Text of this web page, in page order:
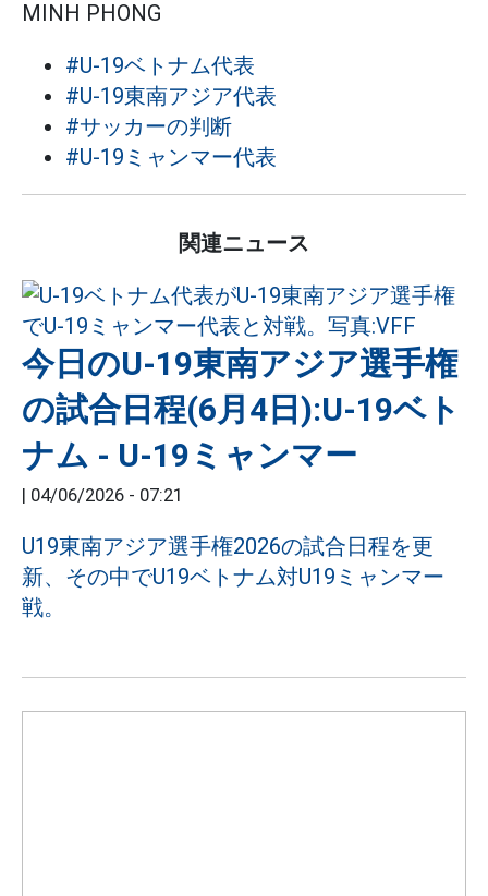
MINH PHONG
#U-19ベトナム代表
#U-19東南アジア代表
#サッカーの判断
#U-19ミャンマー代表
関連ニュース
今日のU-19東南アジア選手権
の試合日程(6月4日):U-19ベト
ナム - U-19ミャンマー
| 04/06/2026 - 07:21
U19東南アジア選手権2026の試合日程を更
新、その中でU19ベトナム対U19ミャンマー
戦。